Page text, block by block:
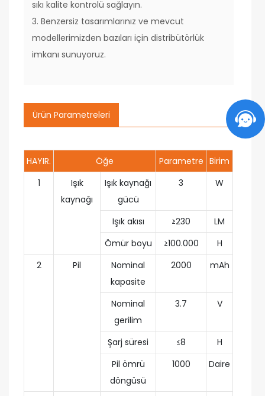
sıkı kalite kontrolü sağlayın.
3. Benzersiz tasarımlarınız ve mevcut
modellerimizden bazıları için distribütörlük
imkanı sunuyoruz.
Ürün Parametreleri
HAYIR. Öğe Parametre Birim
1
Işık
kaynağı
Işık kaynağı
gücü
3 W
Işık akısı ≥230
LM
Ömür boyu
≥100.000
H
2
Pil
Nominal
kapasite
2000 mAh
Nominal
gerilim
3.7 V
Şarj süresi ≤8
H
Pil ömrü
döngüsü
1000 Daire